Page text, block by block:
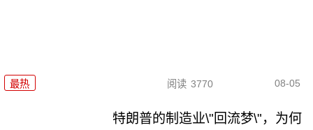
最热 阅读 3770 08-05
特朗普的制造业\"回流梦\"，为何